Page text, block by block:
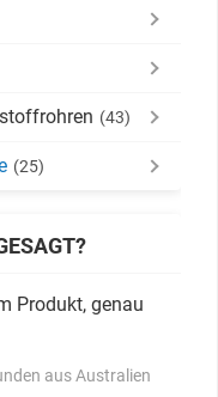
(43)
(25)
Produkt, genau
aus Australien